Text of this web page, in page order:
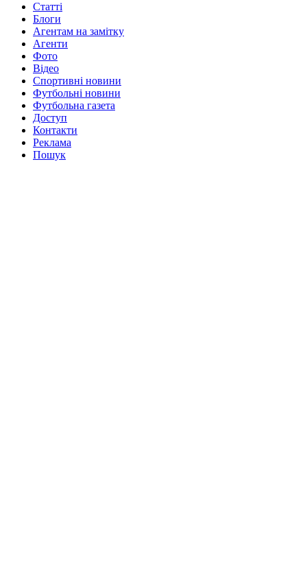
Статті
Блоги
Агентам на замітку
Агенти
Фото
Відео
Спортивні новини
Футбольні новини
Футбольна газета
Доступ
Контакти
Реклама
Пошук